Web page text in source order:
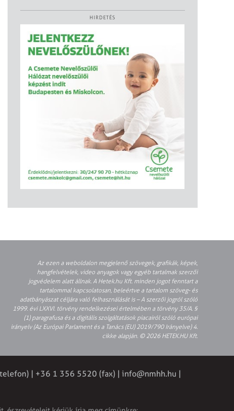
HIRDETÉS
Az ezen a weboldalon megjelenő szövegek, grafikák, képek,
hangfelvételek, video anyagok vagy egyéb tartalmak szerzői
jogvédelem alatt állnak. A Hetek.hu Kft. minden jogot fenntart a
tartalommal kapcsolatosan, beleértve a tartalom szöveg- és
adatbányászat céljára való felhasználását is – A szerzői jogról szóló
1999. évi LXXVI. törvény rendelkezései értelmében a törvény 35/A. §
(1) paragrafusa és a digitális szolgáltatások piacairól szóló európai
irányelv (Az Európai Parlament és a Tanács (EU) 2019/790 Irányelve) 4.
cikke alapján. © 2026 HETEK.HU Kft.
| +36 1 356 5520 (fax) | info@nmhh.hu